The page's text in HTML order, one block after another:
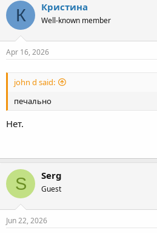
К Кристина
Well-known member
Apr 16, 2026
john d said:
печально
Нет.
S Serg
Guest
Jun 22, 2026